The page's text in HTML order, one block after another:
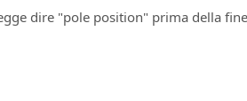
dire "pole position" prima della